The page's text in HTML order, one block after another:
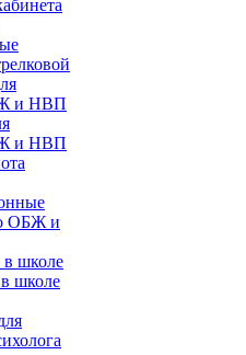
и НВП
и НВП
ОБЖ и
в школе
школе